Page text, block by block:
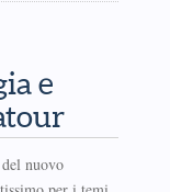
e
nuovo